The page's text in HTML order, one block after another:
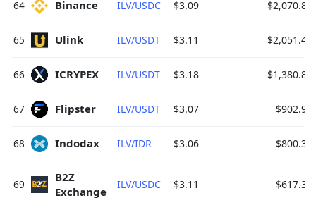
64 Binance ILV/USDC $3.09 $2,070.80
65 Ulink ILV/USDT $3.11 $2,051.45
66 ICRYPEX ILV/USDT $3.18 $1,380.88
67 Flipster ILV/USDT $3.07 $902.90
68 Indodax ILV/IDR $3.06 $800.30
69
B2Z
Exchange
ILV/USDC $3.11 $617.32